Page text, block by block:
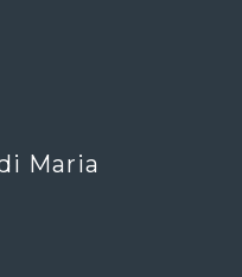
Maria